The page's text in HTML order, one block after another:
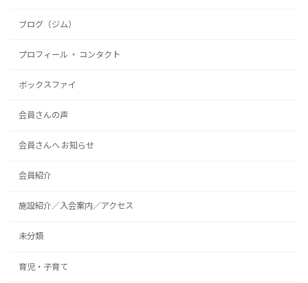
ブログ（ジム）
プロフィール ・ コンタクト
ボックスファイ
会員さんの声
会員さんへ お知らせ
会員紹介
施設紹介／入会案内／アクセス
未分類
育児・子育て